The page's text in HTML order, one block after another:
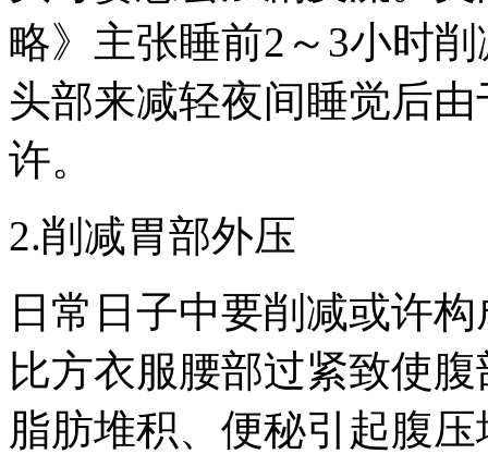
略》主张睡前2～3小时
头部来减轻夜间睡觉后
许。
2.削减胃部外压
日常日子中要削减或许
比方衣服腰部过紧致使
脂肪堆积、便秘引起腹